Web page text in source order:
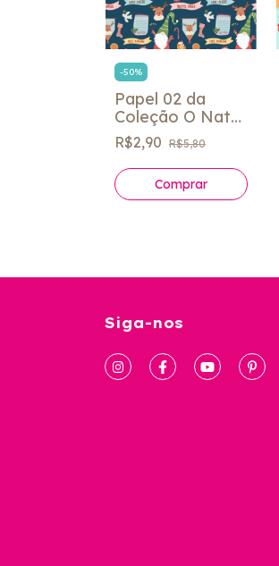
-50%
Papel 02 da
Coleção O Natal
de Pedro e Nina
- Fabi Paliares
R$2,90 R$5,80
Siga-nos